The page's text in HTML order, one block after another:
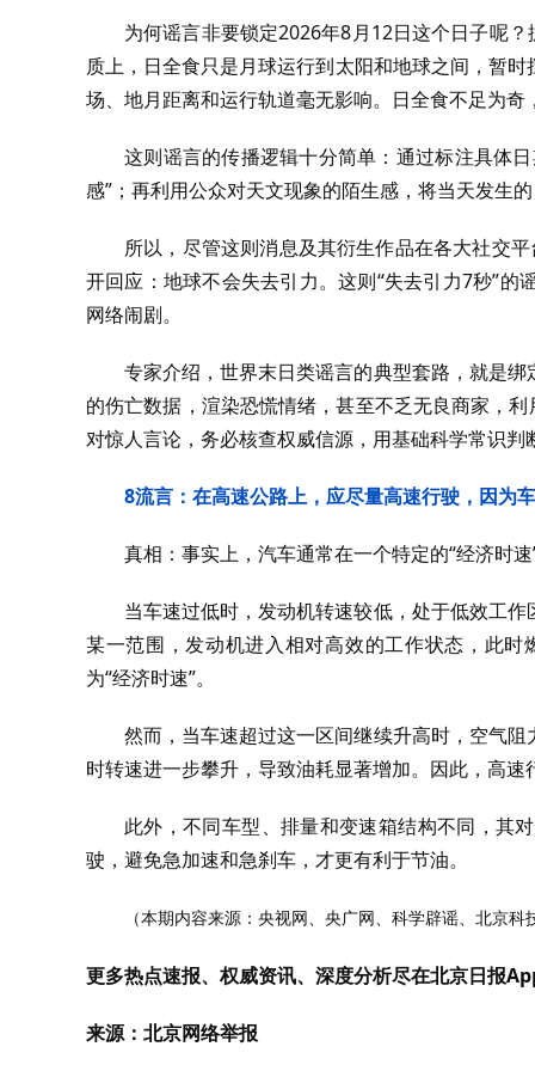
为何谣言非要锁定2026年8月12日这个日子呢
质上，日全食只是月球运行到太阳和地球之间，暂
场、地月距离和运行轨道毫无影响。日全食不足为
这则谣言的传播逻辑十分简单：通过标注具体
感”；再利用公众对天文现象的陌生感，将当天发生
所以，尽管这则消息及其衍生作品在各大社交
开回应：地球不会失去引力。这则“失去引力7秒”
网络闹剧。
专家介绍，世界末日类谣言的典型套路，就是
的伤亡数据，渲染恐慌情绪，甚至不乏无良商家，
对惊人言论，务必核查权威信源，用基础科学常识
8流言：在高速公路上，应尽量高速行驶，因为
真相：事实上，汽车通常在一个特定的“经济时
当车速过低时，发动机转速较低，处于低效工
某一范围，发动机进入相对高效的工作状态，此
为“经济时速”。
然而，当车速超过这一区间继续升高时，空气
时转速进一步攀升，导致油耗显著增加。因此，高
此外，不同车型、排量和变速箱结构不同，其
驶，避免急加速和急刹车，才更有利于节油。
（本期内容来源：央视网、央广网、科学辟谣、北京
更多热点速报、权威资讯、深度分析尽在北京日报
来源：北京网络举报